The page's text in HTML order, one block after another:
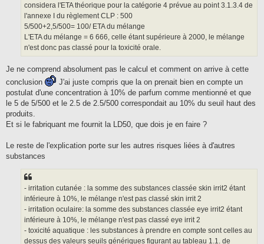
considera l'ETA théorique pour la catégorie 4 prévue au point 3.1.3.4 de
l'annexe I du règlement CLP : 500
5/500+2,5/500= 100/ ETA du mélange
L'ETA du mélange = 6 666, celle étant supérieure à 2000, le mélange
n'est donc pas classé pour la toxicité orale.
Je ne comprend absolument pas le calcul et comment on arrive à cette
conclusion
J'ai juste compris que la on prenait bien en compte un
postulat d'une concentration à 10% de parfum comme mentionné et que
le 5 de 5/500 et le 2.5 de 2.5/500 correspondait au 10% du seuil haut des
produits.
Et si le fabriquant me fournit la LD50, que dois je en faire ?
Le reste de l'explication porte sur les autres risques liées à d'autres
substances
- irritation cutanée : la somme des substances classée skin irrit2 étant
inférieure à 10%, le mélange n'est pas classé skin irrit 2
- irritation oculaire: la somme des substances classée eye irrit2 étant
inférieure à 10%, le mélange n'est pas classé eye irrit 2
- toxicité aquatique : les substances à prendre en compte sont celles au
dessus des valeurs seuils génériques figurant au tableau 1.1. de